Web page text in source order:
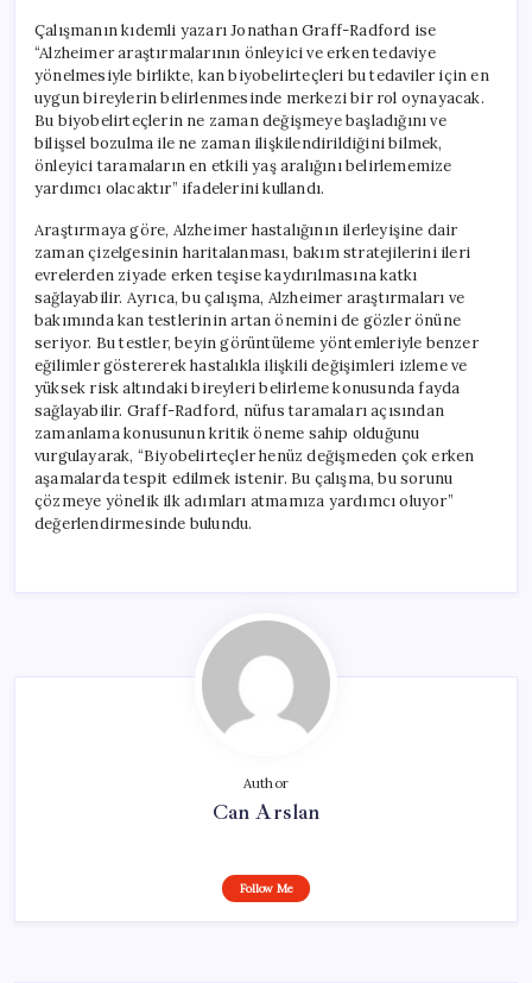
Çalışmanın kıdemli yazarı Jonathan Graff-Radford ise
“Alzheimer araştırmalarının önleyici ve erken tedaviye
yönelmesiyle birlikte, kan biyobelirteçleri bu tedaviler için en
uygun bireylerin belirlenmesinde merkezi bir rol oynayacak.
Bu biyobelirteçlerin ne zaman değişmeye başladığını ve
bilişsel bozulma ile ne zaman ilişkilendirildiğini bilmek,
önleyici taramaların en etkili yaş aralığını belirlememize
yardımcı olacaktır” ifadelerini kullandı.
Araştırmaya göre, Alzheimer hastalığının ilerleyişine dair
zaman çizelgesinin haritalanması, bakım stratejilerini ileri
evrelerden ziyade erken teşise kaydırılmasına katkı
sağlayabilir. Ayrıca, bu çalışma, Alzheimer araştırmaları ve
bakımında kan testlerinin artan önemini de gözler önüne
seriyor. Bu testler, beyin görüntüleme yöntemleriyle benzer
eğilimler göstererek hastalıkla ilişkili değişimleri izleme ve
yüksek risk altındaki bireyleri belirleme konusunda fayda
sağlayabilir. Graff-Radford, nüfus taramaları açısından
zamanlama konusunun kritik öneme sahip olduğunu
vurgulayarak, “Biyobelirteçler henüz değişmeden çok erken
aşamalarda tespit edilmek istenir. Bu çalışma, bu sorunu
çözmeye yönelik ilk adımları atmamıza yardımcı oluyor”
değerlendirmesinde bulundu.
Author
Can Arslan
Follow Me